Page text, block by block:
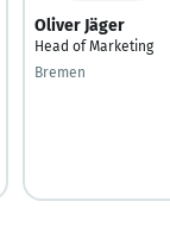
Oliver Jäger
Head of Marketing
Bremen